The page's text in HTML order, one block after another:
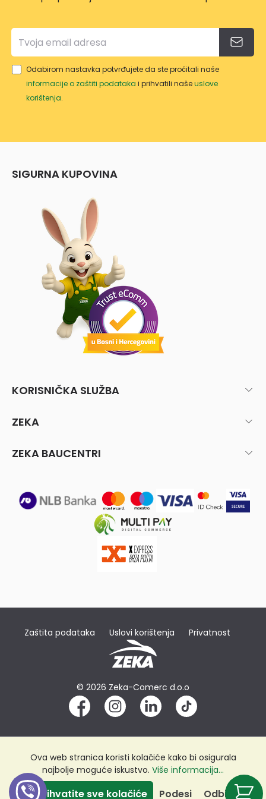
Odabirom nastavka potvrđujete da ste pročitali naše
informacije o zaštiti podataka i prihvatili našeuslove
korištenja.
SIGURNA KUPOVINA
KORISNIČKA SLUŽBA
ZEKA
ZEKA BAUCENTRI
Zaštita podataka Uslovi korištenja Privatnost
© 2026 Zeka-Comerc d.o.o
Ova web stranica koristi kolačiće kako bi osigurala
najbolje moguće iskustvo. Više informacija...
Odbij
Podesi
Prihvatite sve kolačiće